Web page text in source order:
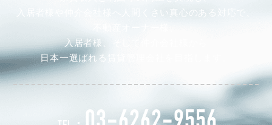
入居者様や仲介会社様へ人間くさい真心のある対応で、
入居者様、そして仲介会社様から
日本一選ばれる賃貸管理会社を目指します。